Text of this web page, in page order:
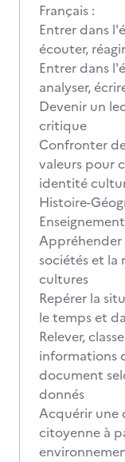
Français :
Entrer dans
écouter,
Entrer dans
analyser,
Devenir un
critique
Confronter
valeurs pour
identité
Histoire-
Appréhender
sociétés et la
cultures
Repérer la
le temps et
Relever,
informations
document
donnés
Acquérir une
citoyenne à